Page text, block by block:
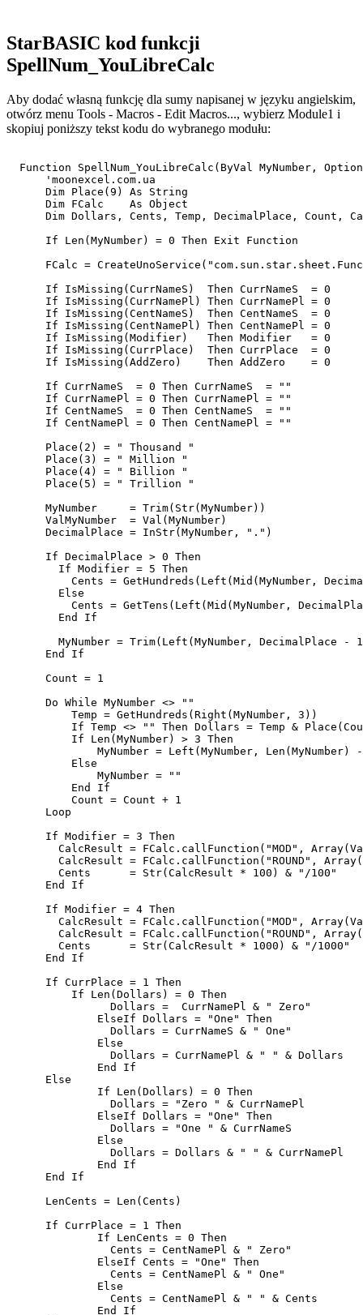
StarBASIC kod funkcji
SpellNum_YouLibreCalc
Aby dodać własną funkcję dla sumy napisanej w języku angielskim,
otwórz menu Tools - Macros - Edit Macros..., wybierz Module1 i
skopiuj poniższy tekst kodu do wybranego modułu:
Function SpellNum_YouLibreCalc(ByVal MyNumber,
      'moonexcel.com.ua
      Dim Place(9) As String
      Dim FCalc    As Object
Dim Dollars, Cents, Temp, DecimalPlace, Count,
      If Len(MyNumber) = 0 Then Exit Function
FCalc =
      If IsMissing(CurrNameS)  Then CurrNameS  = 0
      If IsMissing(CurrNamePl) Then CurrNamePl = 0
      If IsMissing(CentNameS)  Then CentNameS  = 0
      If IsMissing(CentNamePl) Then CentNamePl = 0
If IsMissing(Modifier)   Then Modifier
      If IsMissing(CurrPlace)  Then CurrPlace  = 0
      If IsMissing(AddZero)    Then AddZero    = 0
If CurrNameS  = 0 Then CurrNameS  =
      If CurrNamePl = 0 Then CurrNamePl = ""
      If CentNameS  = 0 Then CentNameS  = ""
      If CentNamePl = 0 Then CentNamePl = ""
      Place(2) = " Thousand "
      Place(3) = " Million "
      Place(4) = " Billion "
      Place(5) = " Trillion "
      MyNumber     = Trim(Str(MyNumber))
      ValMyNumber  = Val(MyNumber)
      DecimalPlace = InStr(MyNumber, ".")
      If DecimalPlace > 0 Then
        If Modifier = 5 Then
Cents = GetHundreds(Left(Mid(MyNumber,
        Else
Cents = GetTens(Left(Mid(MyNumber,
        End If
MyNumber = Trim(Left(MyNumber, DecimalPlace -
      End If
      Count = 1
      Do While MyNumber <> ""
Temp = GetHundreds(Right(MyNumber,
If Temp <> "" Then Dollars = Temp &
          If Len(MyNumber) > 3 Then
MyNumber = Left(MyNumber, Len(MyNumber)
          Else
              MyNumber = ""
          End If
          Count = Count + 1
      Loop
      If Modifier = 3 Then
CalcResult = FCalc.callFunction("MOD",
CalcResult =
        Cents      = Str(CalcResult * 100) & "/100"
      End If
      If Modifier = 4 Then
CalcResult =
CalcResult =
Cents      = Str(CalcResult * 1000)
      End If
      If CurrPlace = 1 Then
          If Len(Dollars) = 0 Then
      Else
      End If
      LenCents = Len(Cents)
      If CurrPlace = 1 Then